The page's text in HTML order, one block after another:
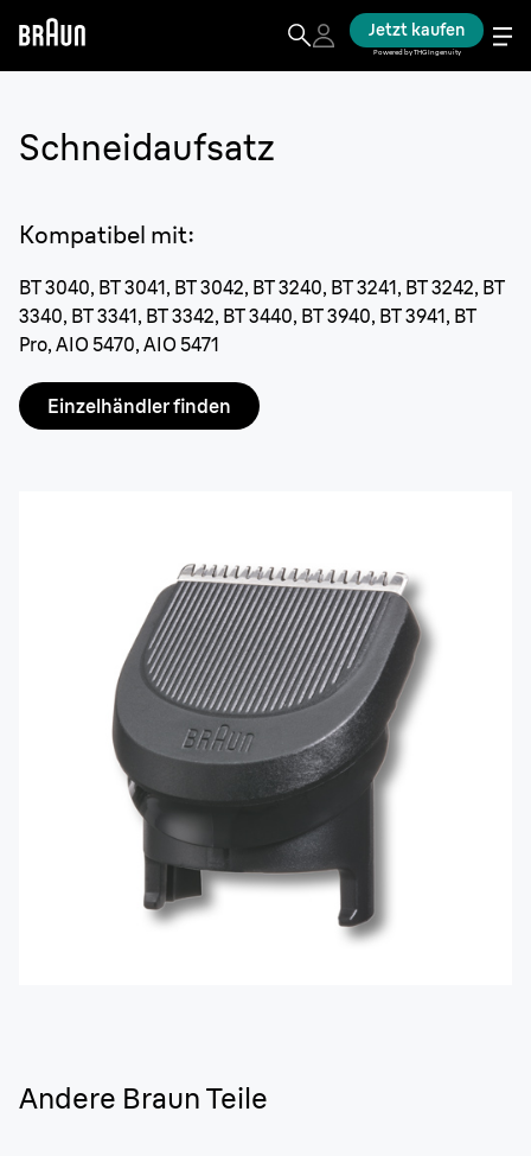
Jetzt kaufen
Powered by THG Ingenuity
Schneidaufsatz
Kompatibel mit:
BT 3040, BT 3041, BT 3042, BT 3240, BT 3241, BT 3242, BT
3340, BT 3341, BT 3342, BT 3440, BT 3940, BT 3941, BT
Pro, AIO 5470, AIO 5471
Einzelhändler finden
Andere Braun Teile